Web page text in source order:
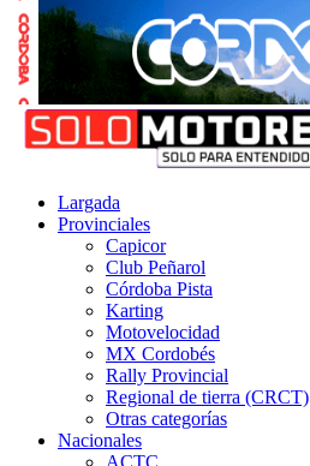
Largada
Provinciales
Capicor
Club Peñarol
Córdoba Pista
Karting
Motovelocidad
MX Cordobés
Rally Provincial
Regional de tierra (CRCT)
Otras categorías
Nacionales